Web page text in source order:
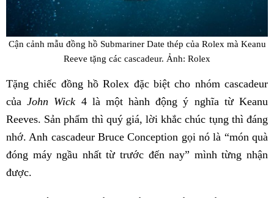
Cận cảnh mẫu đồng hồ Submariner Date thép của Rolex mà Keanu
Reeve tặng các cascadeur. Ảnh: Rolex
Tặng chiếc đồng hồ Rolex đặc biệt cho nhóm cascadeur
củaJohn Wick 4 là một hành động ý nghĩa từ Keanu
Reeves. Sản phẩm thì quý giá, lời khắc chúc tụng thì đáng
nhớ. Anh cascadeur Bruce Conception gọi nó là “món quà
đóng máy ngầu nhất từ trước đến nay” mình từng nhận
được.